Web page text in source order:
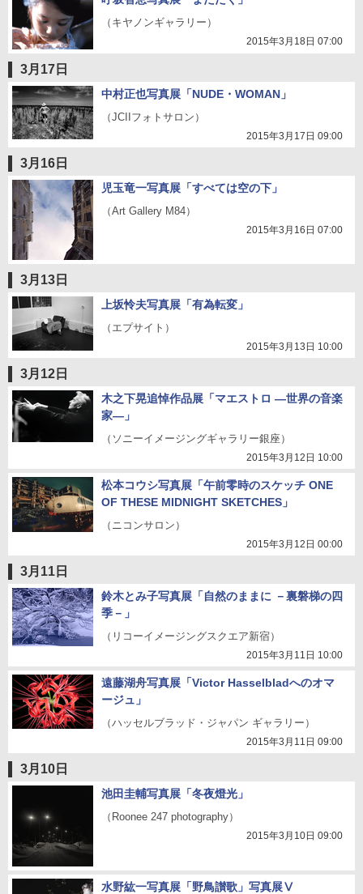
（キヤノンギャラリー）
2015年3月18日 07:00
3月17日
中村正也写真展「NUDE・WOMAN」
（JCIIフォトサロン）
2015年3月17日 09:00
3月16日
児玉竜一写真展「すべては空の下」
（Art Gallery M84）
2015年3月16日 07:00
3月13日
上坂怜夫写真展「有為転変」
（エプサイト）
2015年3月13日 10:00
3月12日
木之下晃追悼作品展「マエストロ ―世界の音楽
家―」
（ソニーイメージングギャラリー銀座）
2015年3月12日 10:00
松本コウシ写真展「午前零時のスケッチ ONE
OF THESE MIDNIGHT SKETCHES」
（ニコンサロン）
2015年3月12日 00:00
3月11日
鈴木とみ子写真展「自然のままに －裏磐梯の四
季－」
（リコーイメージングスクエア新宿）
2015年3月11日 10:00
遠藤湖舟写真展「Victor Hasselbladへのオマ
ージュ」
（ハッセルブラッド・ジャパン ギャラリー）
2015年3月11日 09:00
3月10日
池田圭輔写真展「冬夜燈光」
（Roonee 247 photography）
2015年3月10日 09:00
水野紘一写真展「野鳥讃歌」写真展Ⅴ